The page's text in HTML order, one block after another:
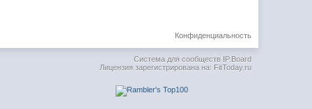
Конфиденциальность
Система для сообществ IP.Board
Лицензия зарегистрирована на: FitToday.ru